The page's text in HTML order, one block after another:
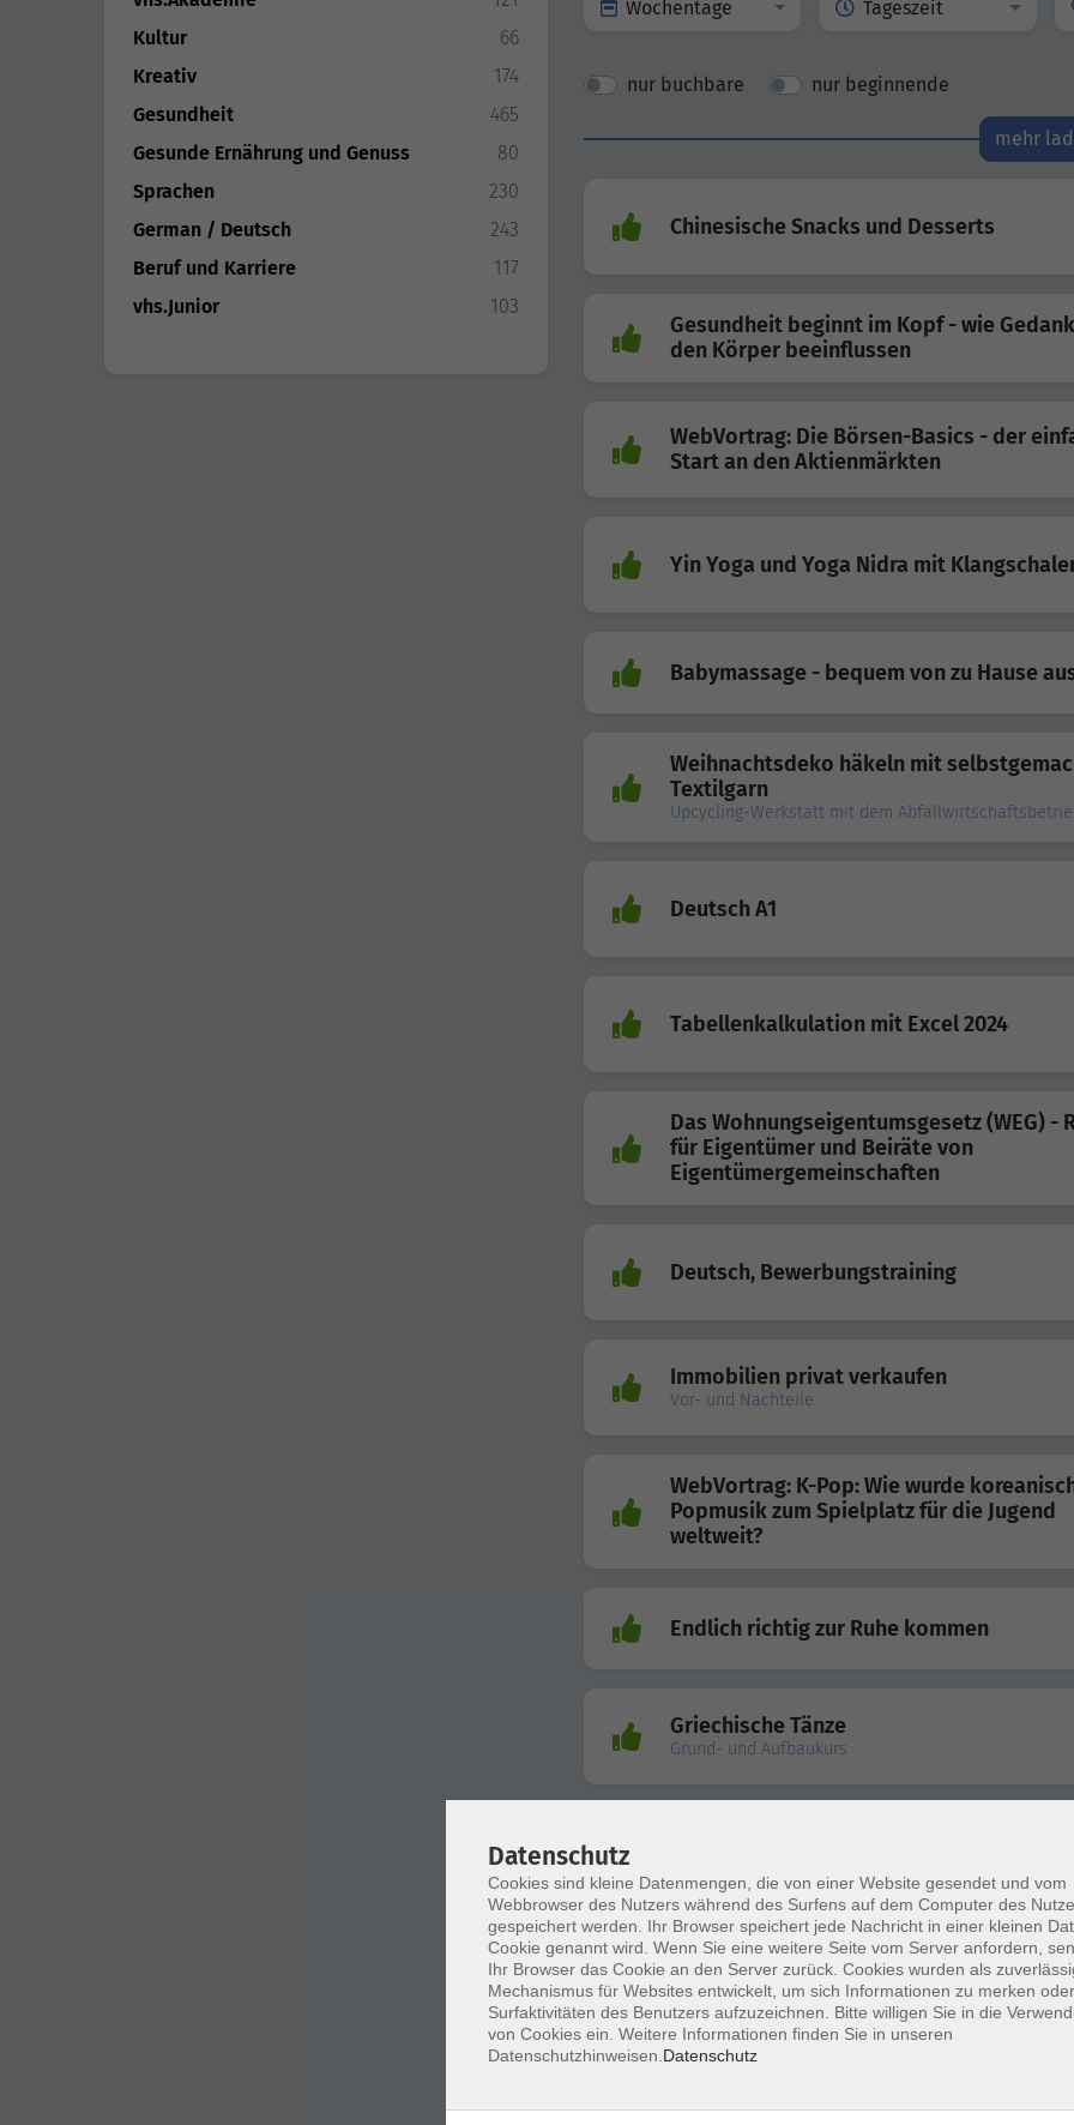
Kultur
66
Kreativ
174
Gesundheit
465
Gesunde Ernährung und Genuss
80
Sprachen
230
German / Deutsch
243
Beruf und Karriere
117
vhs.Junior
103
Wochentage Tageszeit
nur buchbare nur beginnende
mehr
Chinesische Snacks und Desserts
Gesundheit beginnt im Kopf - wie
den Körper beeinflussen
WebVortrag: Die Börsen-Basics - der
Start an den Aktienmärkten
Yin Yoga und Yoga Nidra mit
Babymassage - bequem von zu Hause
Weihnachtsdeko häkeln mit
Textilgarn
Upcycling-Werkstatt mit dem
Deutsch A1
Tabellenkalkulation mit Excel 2024
Das Wohnungseigentumsgesetz (WEG) -
für Eigentümer und Beiräte von
Eigentümergemeinschaften
Deutsch, Bewerbungstraining
Immobilien privat verkaufen
Vor- und Nachteile
WebVortrag: K-Pop: Wie wurde
Popmusik zum Spielplatz für die Jugend
weltweit?
Endlich richtig zur Ruhe kommen
Griechische Tänze
Grund- und Aufbaukurs
Deutsch A2
Einführung in die Programmierung von
Automatischer E-Mail-Versand aus gefilterten
Datenschutz
Cookies sind kleine Datenmengen, die von einer Website gesendet und vom
Webbrowser des Nutzers während des Surfens auf dem Computer des
gespeichert werden. Ihr Browser speichert jede Nachricht in einer kleinen
Cookie genannt wird. Wenn Sie eine weitere Seite vom Server anfordern,
Ihr Browser das Cookie an den Server zurück. Cookies wurden als
Mechanismus für Websites entwickelt, um sich Informationen zu merken
Surfaktivitäten des Benutzers aufzuzeichnen. Bitte willigen Sie in die
von Cookies ein. Weitere Informationen finden Sie in unseren
Datenschutzhinweisen. Datenschutz